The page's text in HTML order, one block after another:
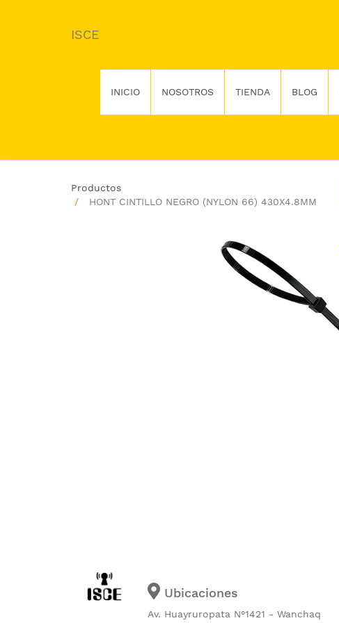
ISCE
INICIO NOSOTROS TIENDA BLOG
Productos
HONT CINTILLO NEGRO (NYLON 66) 430X4.8MM
Ubicaciones
Av. Huayruropata N°1421 - Wanchaq